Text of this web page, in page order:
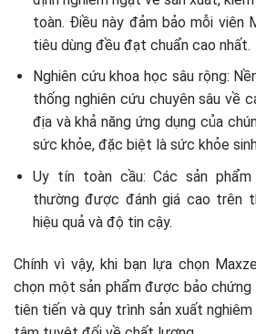
toàn. Điều này đảm bảo mỗi viên
tiêu dùng đều đạt chuẩn cao nhất.
Nghiên cứu khoa học sâu rộng:
thống nghiên cứu chuyên sâu về
địa và khả năng ứng dụng của
sức khỏe, đặc biệt là sức khỏe
Uy tín toàn cầu: Các sản
thường được đánh giá cao trên
hiệu quả và độ tin cậy.
Chính vì vậy, khi bạn lựa chọn
chọn một sản phẩm được bảo
tiên tiến và quy trình sản xuất